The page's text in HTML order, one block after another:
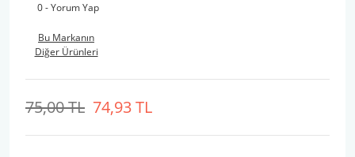
0 - Yorum Yap
Bu Markanın
Diğer Ürünleri
74,93 TL
75,00 TL